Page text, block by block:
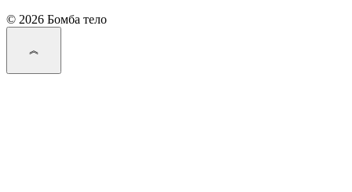
© 2026 Бомба тело